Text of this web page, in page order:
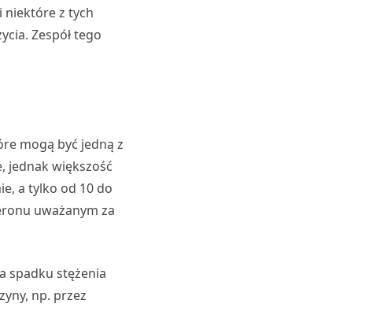
niektóre z tych
Zespół tego
mogą być jedną z
jednak większość
a tylko od 10 do
uważanym za
spadku stężenia
np. przez